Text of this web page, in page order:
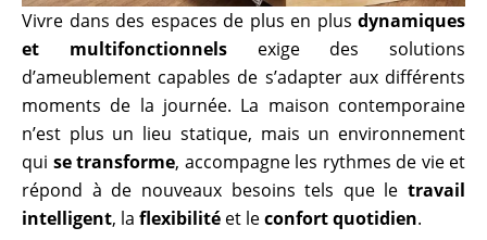
Vivre dans des espaces de plus en plus dynamiques
et multifonctionnelsexige des solutions
d’ameublement capables de s’adapter aux différents
moments de la journée. La maison contemporaine
n’est plus un lieu statique, mais un environnement
qui se transforme, accompagne les rythmes de vie et
répond à de nouveaux besoins tels que le travail
intelligent, la flexibilité et leconfort quotidien.